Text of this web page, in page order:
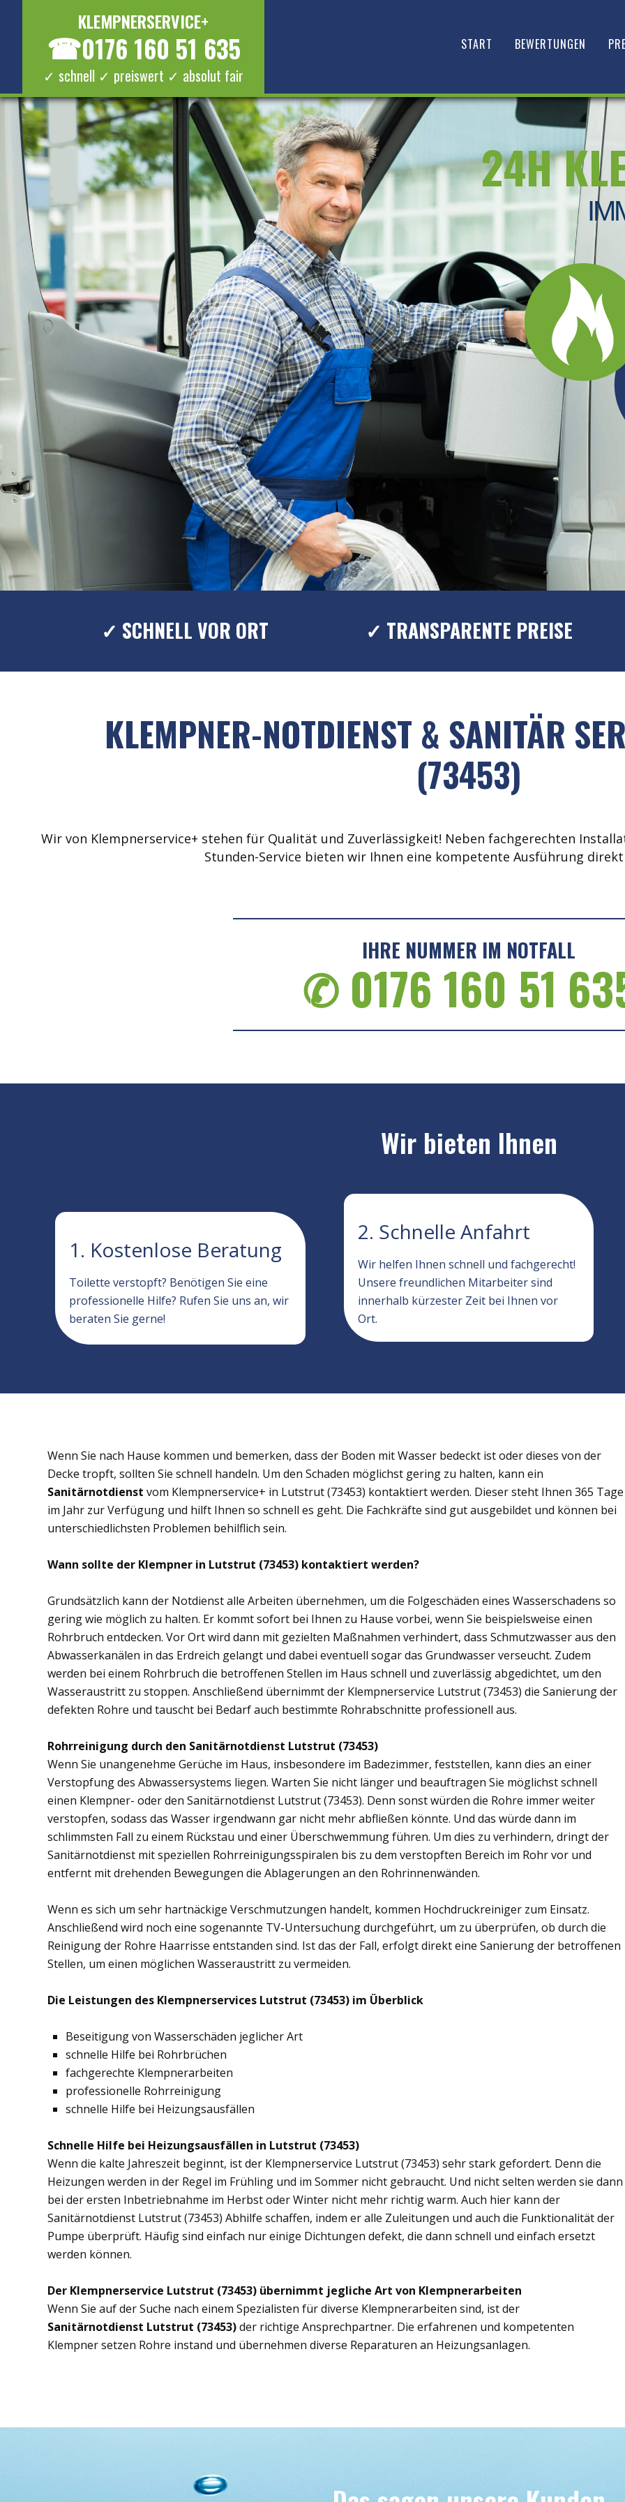
KLEMPNERSERVICE+
☎0176 160 51 635
✓ schnell ✓ preiswert ✓ absolut fair
START BEWERTUNGEN
24H
✓ SCHNELL VOR ORT ✓ TRANSPARENTE PREISE
KLEMPNER-NOTDIENST & SANITÄR
(73453)
Wir von Klempnerservice+ stehen für Qualität und Zuverlässigkeit! Neben fachgerechten
Stunden-Service bieten wir Ihnen eine kompetente Ausführung
IHRE NUMMER IM NOTFALL
✆ 0176 160 51
Wir bieten Ihnen
1. Kostenlose Beratung
Toilette verstopft? Benötigen Sie eine
professionelle Hilfe? Rufen Sie uns an, wir
beraten Sie gerne!
2. Schnelle Anfahrt
Wir helfen Ihnen schnell und fachgerecht!
Unsere freundlichen Mitarbeiter sind
innerhalb kürzester Zeit bei Ihnen vor
Ort.
Wenn Sie nach Hause kommen und bemerken, dass der Boden mit Wasser bedeckt ist oder dieses von der
Decke tropft, sollten Sie schnell handeln. Um den Schaden möglichst gering zu halten, kann ein
Sanitärnotdienst vom Klempnerservice+ in Lutstrut (73453) kontaktiert werden. Dieser steht Ihnen 365 Tage
im Jahr zur Verfügung und hilft Ihnen so schnell es geht. Die Fachkräfte sind gut ausgebildet und können bei
unterschiedlichsten Problemen behilflich sein.
Wann sollte der Klempner in Lutstrut (73453) kontaktiert werden?
Grundsätzlich kann der Notdienst alle Arbeiten übernehmen, um die Folgeschäden eines Wasserschadens so
gering wie möglich zu halten. Er kommt sofort bei Ihnen zu Hause vorbei, wenn Sie beispielsweise einen
Rohrbruch entdecken. Vor Ort wird dann mit gezielten Maßnahmen verhindert, dass Schmutzwasser aus den
Abwasserkanälen in das Erdreich gelangt und dabei eventuell sogar das Grundwasser verseucht. Zudem
werden bei einem Rohrbruch die betroffenen Stellen im Haus schnell und zuverlässig abgedichtet, um den
Wasseraustritt zu stoppen. Anschließend übernimmt der Klempnerservice Lutstrut (73453) die Sanierung der
defekten Rohre und tauscht bei Bedarf auch bestimmte Rohrabschnitte professionell aus.
Rohrreinigung durch den Sanitärnotdienst Lutstrut (73453)
Wenn Sie unangenehme Gerüche im Haus, insbesondere im Badezimmer, feststellen, kann dies an einer
Verstopfung des Abwassersystems liegen. Warten Sie nicht länger und beauftragen Sie möglichst schnell
einen Klempner- oder den Sanitärnotdienst Lutstrut (73453). Denn sonst würden die Rohre immer weiter
verstopfen, sodass das Wasser irgendwann gar nicht mehr abfließen könnte. Und das würde dann im
schlimmsten Fall zu einem Rückstau und einer Überschwemmung führen. Um dies zu verhindern, dringt der
Sanitärnotdienst mit speziellen Rohrreinigungsspiralen bis zu dem verstopften Bereich im Rohr vor und
entfernt mit drehenden Bewegungen die Ablagerungen an den Rohrinnenwänden.
Wenn es sich um sehr hartnäckige Verschmutzungen handelt, kommen Hochdruckreiniger zum Einsatz.
Anschließend wird noch eine sogenannte TV-Untersuchung durchgeführt, um zu überprüfen, ob durch die
Reinigung der Rohre Haarrisse entstanden sind. Ist das der Fall, erfolgt direkt eine Sanierung der betroffenen
Stellen, um einen möglichen Wasseraustritt zu vermeiden.
Die Leistungen des Klempnerservices Lutstrut (73453) im Überblick
Beseitigung von Wasserschäden jeglicher Art
schnelle Hilfe bei Rohrbrüchen
fachgerechte Klempnerarbeiten
professionelle Rohrreinigung
schnelle Hilfe bei Heizungsausfällen
Schnelle Hilfe bei Heizungsausfällen in Lutstrut (73453)
Wenn die kalte Jahreszeit beginnt, ist der Klempnerservice Lutstrut (73453) sehr stark gefordert. Denn die
Heizungen werden in der Regel im Frühling und im Sommer nicht gebraucht. Und nicht selten werden sie dann
bei der ersten Inbetriebnahme im Herbst oder Winter nicht mehr richtig warm. Auch hier kann der
Sanitärnotdienst Lutstrut (73453) Abhilfe schaffen, indem er alle Zuleitungen und auch die Funktionalität der
Pumpe überprüft. Häufig sind einfach nur einige Dichtungen defekt, die dann schnell und einfach ersetzt
werden können.
Der Klempnerservice Lutstrut (73453) übernimmt jegliche Art von Klempnerarbeiten
Wenn Sie auf der Suche nach einem Spezialisten für diverse Klempnerarbeiten sind, ist der
Sanitärnotdienst Lutstrut (73453)der richtige Ansprechpartner. Die erfahrenen und kompetenten
Klempner setzen Rohre instand und übernehmen diverse Reparaturen an Heizungsanlagen.